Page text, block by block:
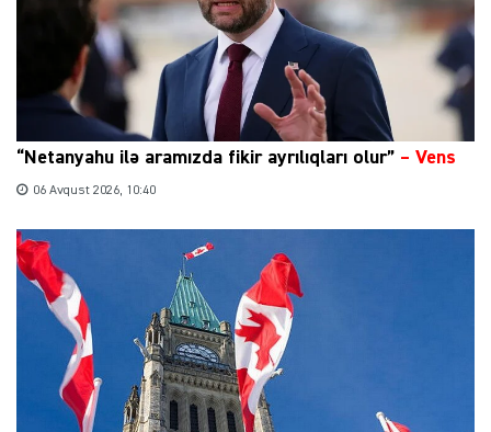
“Netanyahu ilə aramızda fikir ayrılıqları olur” – Vens
06 Avqust 2026, 10:40